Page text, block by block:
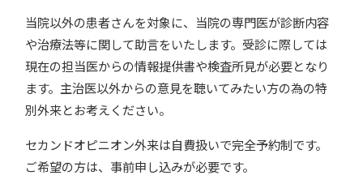
当院以外の患者さんを対象に、当院の専門医が診断内容
や治療法等に関して助言をいたします。受診に際しては
現在の担当医からの情報提供書や検査所見が必要となり
ます。主治医以外からの意見を聴いてみたい方の為の特
別外来とお考えください。
セカンドオピニオン外来は自費扱いで完全予約制です。
ご希望の方は、事前申し込みが必要です。